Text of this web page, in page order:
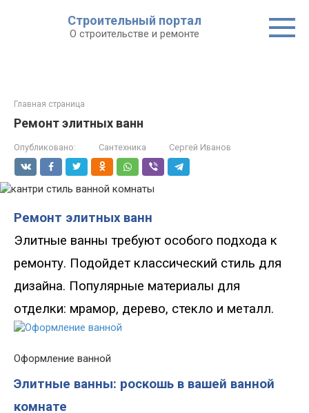
Строительный портал
О строительстве и ремонте
Главная страница
Ремонт элитных ванн
Опубликовано: Сантехника Сергей Иванов
Ремонт элитных ванн
Элитные ванны требуют особого подхода к
ремонту. Подойдет классический стиль для
дизайна. Популярные материалы для
отделки: мрамор, дерево, стекло и металл.
Оформление ванной
Элитные ванны: роскошь в вашей ванной
комнате